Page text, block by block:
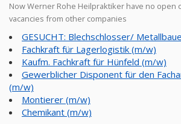
Now Werner Rohe Heilpraktiker have no open
vacancies from other companies
GESUCHT: Blechschlosser/
Fachkraft für Lagerlogistik (m/w)
Kaufm. Fachkraft für Hünfeld (m/w)
Gewerblicher Disponent für den
(m/w)
Montierer (m/w)
Chemikant (m/w)